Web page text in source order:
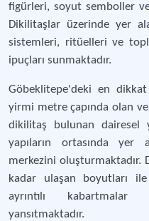
figürleri, soyut semboller
Dikilitaşlar üzerinde yer
sistemleri, ritüelleri ve
ipuçları sunmaktadır.
Göbeklitepe'deki en
yirmi metre çapında olan
dikilitaş bulunan dairesel
yapıların ortasında
merkezini oluşturmaktadır.
kadar ulaşan boyutları
ayrıntılı kabartmalar
yansıtmaktadır.